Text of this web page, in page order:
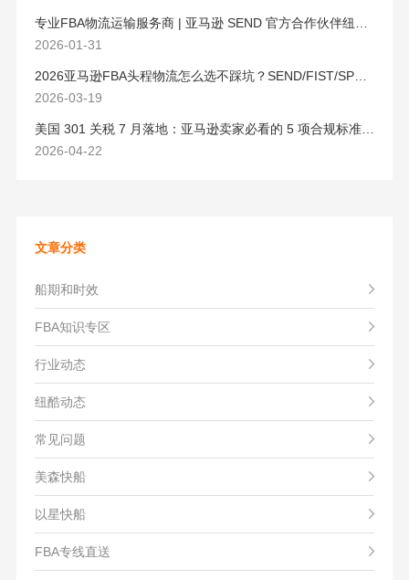
2026-01-31
2026亚马逊FBA头程物流怎么选不踩坑？SEND/FIST/SPN官方认证物流商，只有这家敢承诺“准达率第一”
2026-03-19
美国 301 关税 7 月落地：亚马逊卖家必看的 5 项合规标准与稳交付方案
2026-04-22
文章分类
船期和时效
FBA知识专区
行业动态
纽酷动态
常见问题
美森快船
以星快船
FBA专线直送